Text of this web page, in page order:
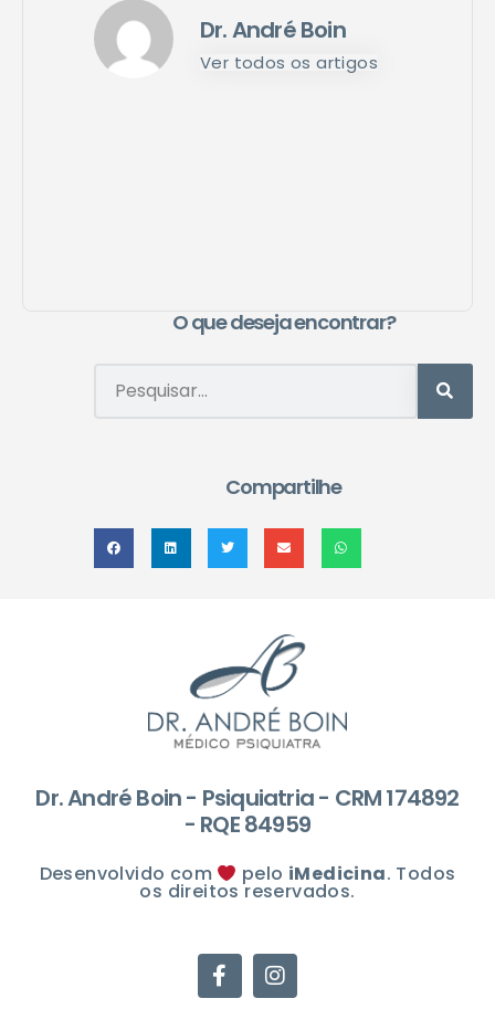
Dr. André Boin
Ver todos os artigos
O que deseja encontrar?
Compartilhe
Dr. André Boin - Psiquiatria - CRM 174892
- RQE 84959
Desenvolvido com pelo iMedicina. Todos
os direitos reservados.